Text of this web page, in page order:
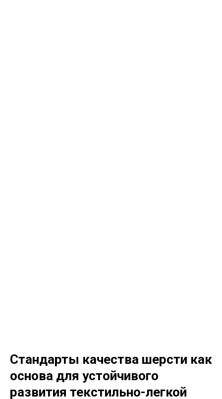
Стандарты качества шерсти как
основа для устойчивого
развития текстильно-легкой